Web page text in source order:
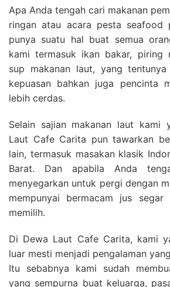
Apa Anda tengah cari makanan
ringan atau acara pesta seafood
punya suatu hal buat semua
kami termasuk ikan bakar, piring
sup makanan laut, yang
kepuasan bahkan juga pencinta
lebih cerdas.
Selain sajian makanan laut kami
Laut Cafe Carita pun tawarkan
lain, termasuk masakan klasik
Barat. Dan apabila Anda
menyegarkan untuk pergi dengan
mempunyai bermacam jus
memilih.
Di Dewa Laut Cafe Carita, kami
luar mesti menjadi pengalaman
Itu sebabnya kami sudah
yang sempurna buat keluarga,